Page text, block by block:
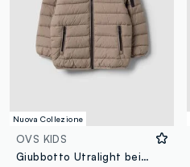
Nuova Collezione
OVS KIDS
Giubbotto Utralight beige imbottito con cappuccio e zip per bambino